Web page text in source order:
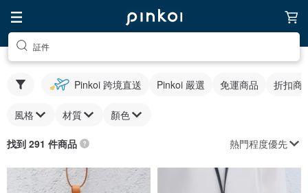
証件
Pinkoi 跨境直送 Pinkoi 嚴選 免運商品 折扣商
風格 材質 顏色
找到 291 件商品 熱門程度優先